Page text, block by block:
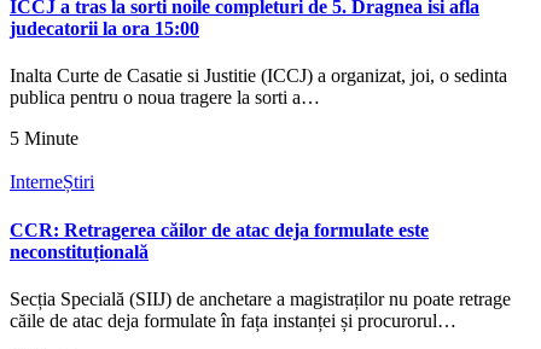
ICCJ a tras la sorti noile completuri de 5. Dragnea isi afla
judecatorii la ora 15:00
Inalta Curte de Casatie si Justitie (ICCJ) a organizat, joi, o sedinta
publica pentru o noua tragere la sorti a…
5 Minute
InterneȘtiri
CCR: Retragerea căilor de atac deja formulate este
neconstituțională
Secția Specială (SIIJ) de anchetare a magistraților nu poate retrage
căile de atac deja formulate în fața instanței și procurorul…